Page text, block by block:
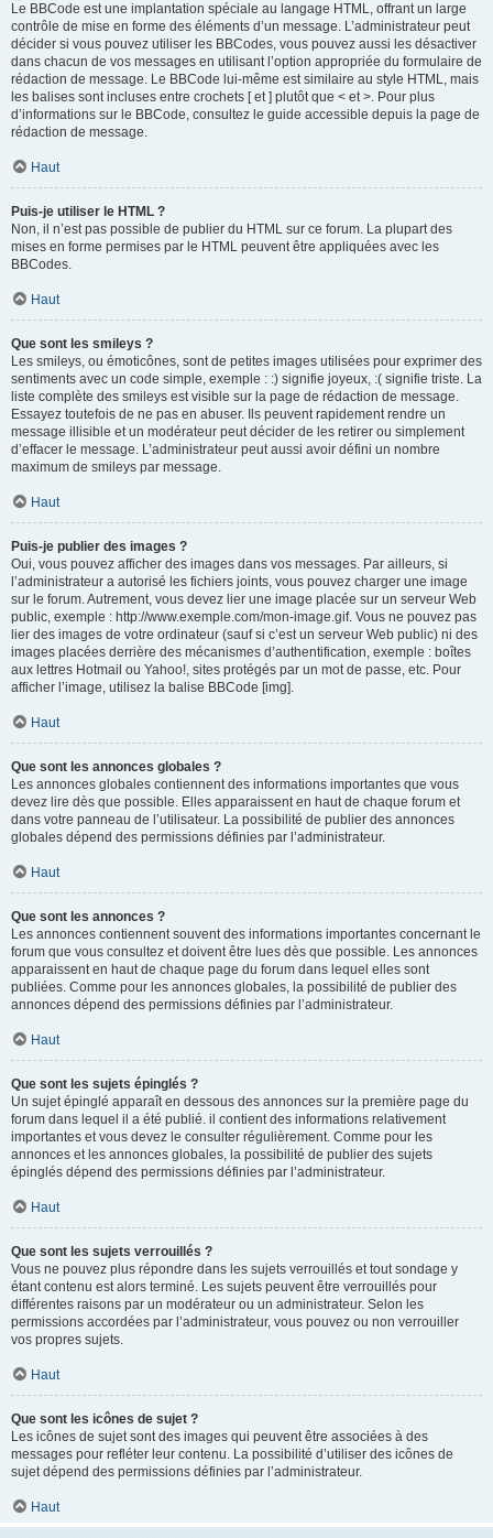
Le BBCode est une implantation spéciale au langage HTML, offrant un large
contrôle de mise en forme des éléments d’un message. L’administrateur peut
décider si vous pouvez utiliser les BBCodes, vous pouvez aussi les désactiver
dans chacun de vos messages en utilisant l’option appropriée du formulaire de
rédaction de message. Le BBCode lui-même est similaire au style HTML, mais
les balises sont incluses entre crochets [ et ] plutôt que < et >. Pour plus
d’informations sur le BBCode, consultez le guide accessible depuis la page de
rédaction de message.
Haut
Puis-je utiliser le HTML ?
Non, il n’est pas possible de publier du HTML sur ce forum. La plupart des
mises en forme permises par le HTML peuvent être appliquées avec les
BBCodes.
Haut
Que sont les smileys ?
Les smileys, ou émoticônes, sont de petites images utilisées pour exprimer des
sentiments avec un code simple, exemple : :) signifie joyeux, :( signifie triste. La
liste complète des smileys est visible sur la page de rédaction de message.
Essayez toutefois de ne pas en abuser. Ils peuvent rapidement rendre un
message illisible et un modérateur peut décider de les retirer ou simplement
d’effacer le message. L’administrateur peut aussi avoir défini un nombre
maximum de smileys par message.
Haut
Puis-je publier des images ?
Oui, vous pouvez afficher des images dans vos messages. Par ailleurs, si
l’administrateur a autorisé les fichiers joints, vous pouvez charger une image
sur le forum. Autrement, vous devez lier une image placée sur un serveur Web
public, exemple : http://www.exemple.com/mon-image.gif. Vous ne pouvez pas
lier des images de votre ordinateur (sauf si c’est un serveur Web public) ni des
images placées derrière des mécanismes d’authentification, exemple : boîtes
aux lettres Hotmail ou Yahoo!, sites protégés par un mot de passe, etc. Pour
afficher l’image, utilisez la balise BBCode [img].
Haut
Que sont les annonces globales ?
Les annonces globales contiennent des informations importantes que vous
devez lire dès que possible. Elles apparaissent en haut de chaque forum et
dans votre panneau de l’utilisateur. La possibilité de publier des annonces
globales dépend des permissions définies par l’administrateur.
Haut
Que sont les annonces ?
Les annonces contiennent souvent des informations importantes concernant le
forum que vous consultez et doivent être lues dès que possible. Les annonces
apparaissent en haut de chaque page du forum dans lequel elles sont
publiées. Comme pour les annonces globales, la possibilité de publier des
annonces dépend des permissions définies par l’administrateur.
Haut
Que sont les sujets épinglés ?
Un sujet épinglé apparaît en dessous des annonces sur la première page du
forum dans lequel il a été publié. il contient des informations relativement
importantes et vous devez le consulter régulièrement. Comme pour les
annonces et les annonces globales, la possibilité de publier des sujets
épinglés dépend des permissions définies par l’administrateur.
Haut
Que sont les sujets verrouillés ?
Vous ne pouvez plus répondre dans les sujets verrouillés et tout sondage y
étant contenu est alors terminé. Les sujets peuvent être verrouillés pour
différentes raisons par un modérateur ou un administrateur. Selon les
permissions accordées par l’administrateur, vous pouvez ou non verrouiller
vos propres sujets.
Haut
Que sont les icônes de sujet ?
Les icônes de sujet sont des images qui peuvent être associées à des
messages pour refléter leur contenu. La possibilité d’utiliser des icônes de
sujet dépend des permissions définies par l’administrateur.
Haut